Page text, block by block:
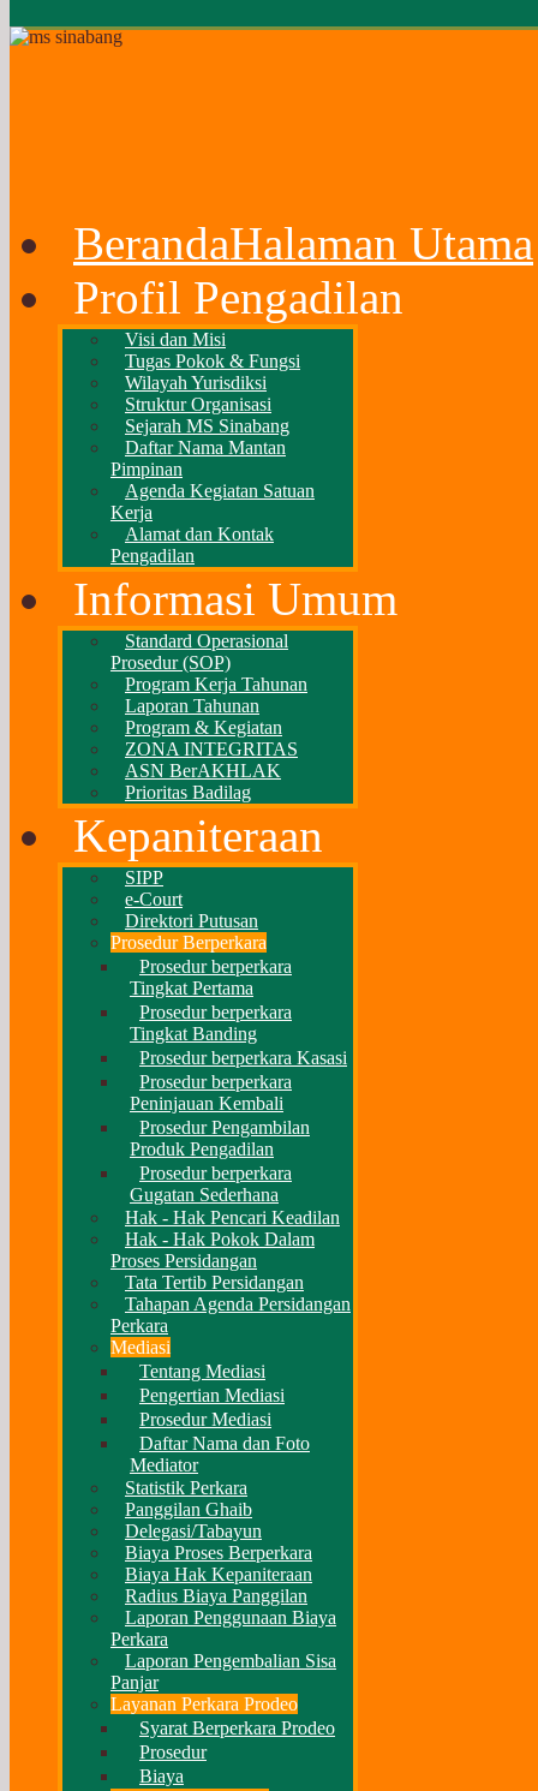
BerandaHalaman Utama
Profil Pengadilan
Visi dan Misi
Tugas Pokok & Fungsi
Wilayah Yurisdiksi
Struktur Organisasi
Sejarah MS Sinabang
Daftar Nama Mantan
Pimpinan
Agenda Kegiatan Satuan
Kerja
Alamat dan Kontak
Pengadilan
Informasi Umum
Standard Operasional
Prosedur (SOP)
Program Kerja Tahunan
Laporan Tahunan
Program & Kegiatan
ZONA INTEGRITAS
ASN BerAKHLAK
Prioritas Badilag
Kepaniteraan
SIPP
e-Court
Direktori Putusan
Prosedur Berperkara
Prosedur berperkara
Tingkat Pertama
Prosedur berperkara
Tingkat Banding
Prosedur berperkara Kasasi
Prosedur berperkara
Peninjauan Kembali
Prosedur Pengambilan
Produk Pengadilan
Prosedur berperkara
Gugatan Sederhana
Hak - Hak Pencari Keadilan
Hak - Hak Pokok Dalam
Proses Persidangan
Tata Tertib Persidangan
Tahapan Agenda Persidangan
Perkara
Mediasi
Tentang Mediasi
Pengertian Mediasi
Prosedur Mediasi
Daftar Nama dan Foto
Mediator
Statistik Perkara
Panggilan Ghaib
Delegasi/Tabayun
Biaya Proses Berperkara
Biaya Hak Kepaniteraan
Radius Biaya Panggilan
Laporan Penggunaan Biaya
Perkara
Laporan Pengembalian Sisa
Panjar
Layanan Perkara Prodeo
Syarat Berperkara Prodeo
Prosedur
Biaya